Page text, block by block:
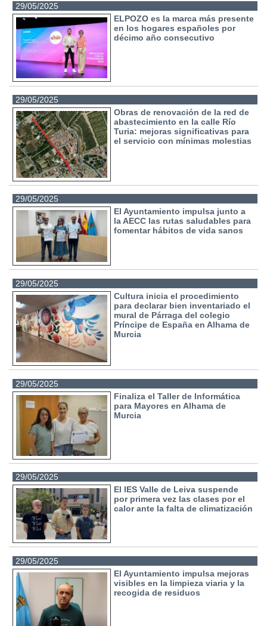
29/05/2025
ELPOZO es la marca más presente
en los hogares españoles por
décimo año consecutivo
29/05/2025
Obras de renovación de la red de
abastecimiento en la calle Río
Turia: mejoras significativas para
el servicio con mínimas molestias
29/05/2025
El Ayuntamiento impulsa junto a
la AECC las rutas saludables para
fomentar hábitos de vida sanos
29/05/2025
Cultura inicia el procedimiento
para declarar bien inventariado el
mural de Párraga del colegio
Príncipe de España en Alhama de
Murcia
29/05/2025
Finaliza el Taller de Informática
para Mayores en Alhama de
Murcia
29/05/2025
El IES Valle de Leiva suspende
por primera vez las clases por el
calor ante la falta de climatización
29/05/2025
El Ayuntamiento impulsa mejoras
visibles en la limpieza viaria y la
recogida de residuos